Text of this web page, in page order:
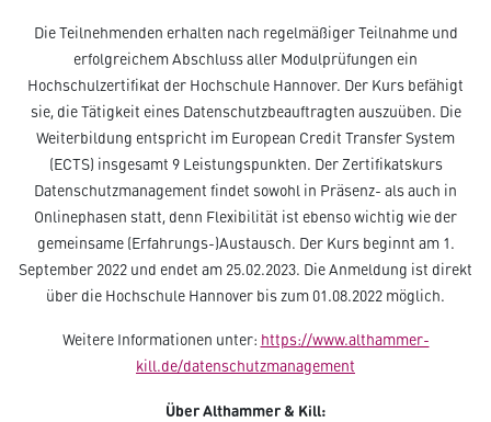
Die Teilnehmenden erhalten nach regelmäßiger Teilnahme und
erfolgreichem Abschluss aller Modulprüfungen ein
Hochschulzertifikat der Hochschule Hannover. Der Kurs befähigt
sie, die Tätigkeit eines Datenschutzbeauftragten auszuüben. Die
Weiterbildung entspricht im European Credit Transfer System
(ECTS) insgesamt 9 Leistungspunkten. Der Zertifikatskurs
Datenschutzmanagement findet sowohl in Präsenz- als auch in
Onlinephasen statt, denn Flexibilität ist ebenso wichtig wie der
gemeinsame (Erfahrungs-)Austausch. Der Kurs beginnt am 1.
September 2022 und endet am 25.02.2023. Die Anmeldung ist direkt
über die Hochschule Hannover bis zum 01.08.2022 möglich.
Weitere Informationen unter: https://www.althammer-
kill.de/datenschutzmanagement
Über Althammer & Kill: